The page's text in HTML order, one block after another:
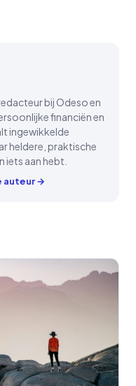
bij Odeso en
financiën en
ingewikkelde
heldere, praktische
iets aan hebt.
auteur →